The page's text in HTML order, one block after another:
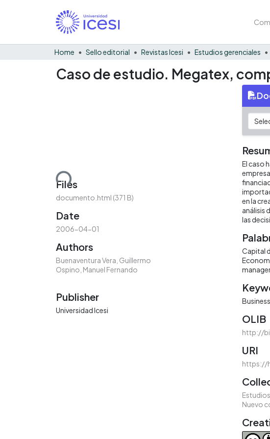
Home Sello editorial Revistas Icesi Estudios gerenciales
Caso de estudio. Megatex,
Loading...
Files
documento.html (371 B)
Date
2006-04-01
Authors
Buenaventura Vera, Guillermo
Ospino, Manuel Fernando
Publisher
Universidad Icesi
El caso
en la
análisis
las
Capital
Business
OLIB
http://
URI
https://
Nuevo